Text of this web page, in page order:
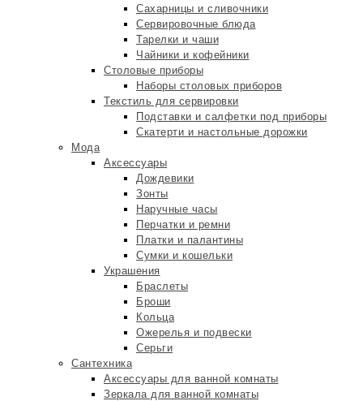
Сахарницы и сливочники
Сервировочные блюда
Тарелки и чаши
Чайники и кофейники
Столовые приборы
Наборы столовых приборов
Текстиль для сервировки
Подставки и салфетки под приборы
Скатерти и настольные дорожки
Мода
Аксессуары
Дождевики
Зонты
Наручные часы
Перчатки и ремни
Платки и палантины
Сумки и кошельки
Украшения
Браслеты
Броши
Кольца
Ожерелья и подвески
Серьги
Сантехника
Аксессуары для ванной комнаты
Зеркала для ванной комнаты